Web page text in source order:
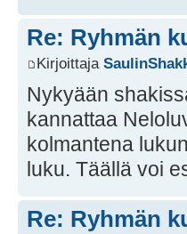
Re: Ryhmän
Kirjoittaja
Nykyään
kannattaa
kolmantena
luku. Täällä voi
Re: Ryhmän